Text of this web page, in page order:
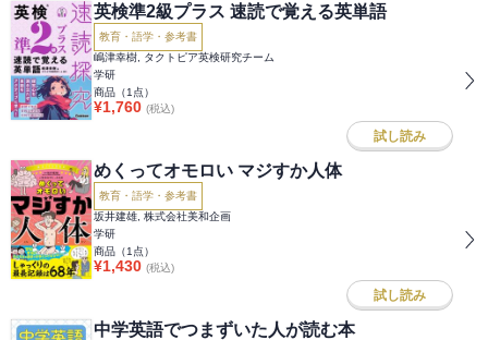
英検準2級プラス 速読で覚える英単語
教育・語学・参考書
嶋津幸樹, タクトピア英検研究チーム
学研
商品（1 点）
¥1,760 (税込)
試し読み
めくってオモロい マジすか人体
教育・語学・参考書
坂井建雄, 株式会社美和企画
学研
商品（1 点）
¥1,430 (税込)
試し読み
中学英語でつまずいた人が読む本